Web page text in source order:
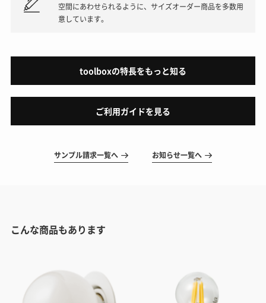
空間にあわせられるように、サイズオーダー商品を多数用
意しています。
toolboxの特長をもっと知る
ご利用ガイドを見る
サンプル請求一覧へ お知らせ一覧へ
こんな商品もあります